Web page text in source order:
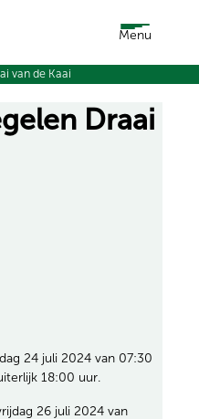
Menu
van de Kaai
Draai
24 juli 2024 van 07:30
18:00 uur.
26 juli 2024 van